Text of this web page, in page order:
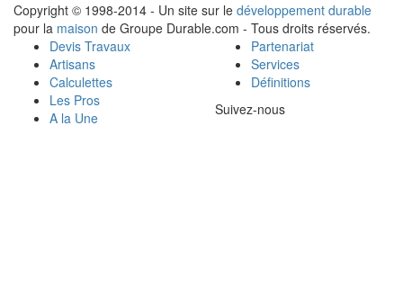
Copyright © 1998-2014 - Un site sur le développement durable
pour la maison de Groupe Durable.com - Tous droits réservés.
Devis Travaux
Artisans
Calculettes
Les Pros
A la Une
Partenariat
Services
Définitions
Suivez-nous